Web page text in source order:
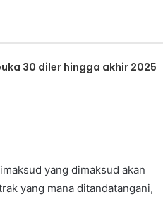
30 diler hingga akhir 2025
yang dimaksud akan
yang mana ditandatangani,